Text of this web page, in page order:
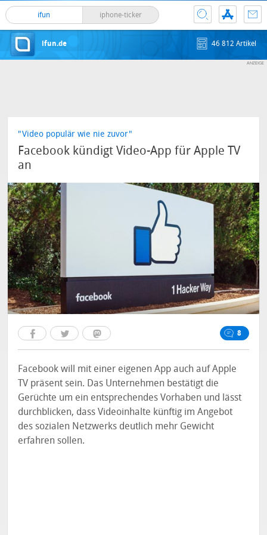
ifun iphone-ticker
ifun.de 46 812 Artikel
"Video populär wie nie zuvor"
Facebook kündigt Video-App für Apple TV
an
8
Facebook will mit einer eigenen App auch auf Apple
TV präsent sein. Das Unternehmen bestätigt die
Gerüchte um ein entsprechendes Vorhaben und lässt
durchblicken, dass Videoinhalte künftig im Angebot
des sozialen Netzwerks deutlich mehr Gewicht
erfahren sollen.